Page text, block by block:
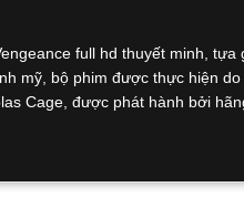
full hd thuyết minh,
mỹ, bộ phim được thực hiện
Cage, được phát hành bởi